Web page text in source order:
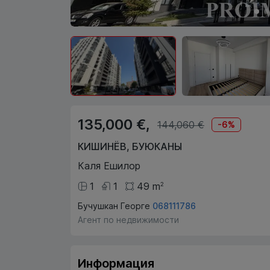
135,000 €, 144,060 € -6%
КИШИНЁВ, БУЮКАНЫ
Каля Ешилор
1
1 49 m2
Бучушкан Георге 068111786
Агент по недвижимости
Информация